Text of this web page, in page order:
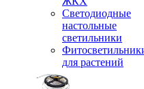
Светодиодные
настольные
светильники
для растений